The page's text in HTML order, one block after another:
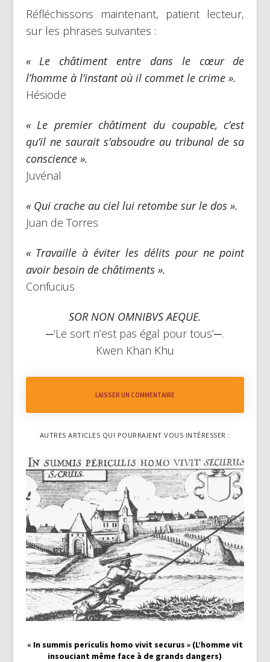
Réfléchissons maintenant, patient lecteur,
sur les phrases suivantes :
« Le châtiment entre dans le cœur de
l’homme à l’instant où il commet le crime ».
Hésiode
« Le premier châtiment du coupable, c’est
qu’il ne saurait s’absoudre au tribunal de sa
conscience ».
Juvénal
« Qui crache au ciel lui retombe sur le dos ».
Juan de Torres
« Travaille à éviter les délits pour ne point
avoir besoin de châtiments ».
Confucius
SOR NON OMNIBVS AEQUE.
─‘Le sort n’est pas égal pour tous’─.
Kwen Khan Khu
LAISSER UN COMMENTAIRE
AUTRES ARTICLES QUI POURRAIENT VOUS INTÉRESSER :
« In summis periculis homo vivit securus » (L’homme vit
insouciant même face à de grands dangers)